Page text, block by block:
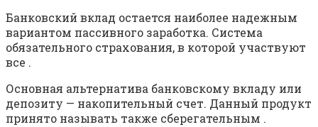
Банковский вклад остается наиболее надежным
вариантом пассивного заработка. Система
обязательного страхования, в которой участвуют
все .
Основная альтернатива банковскому вкладу или
депозиту — накопительный счет. Данный продукт
принято называть также сберегательным .